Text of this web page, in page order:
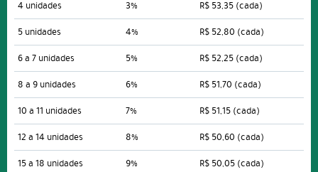
4 unidades
3% R$ 53,35 (cada)
5 unidades
4% R$ 52,80 (cada)
6 a 7 unidades
5% R$ 52,25 (cada)
8 a 9 unidades
6% R$ 51,70 (cada)
10 a 11 unidades
7% R$ 51,15 (cada)
12 a 14 unidades
8% R$ 50,60 (cada)
15 a 18 unidades
9% R$ 50,05 (cada)